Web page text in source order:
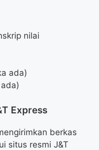
nilai
ada)
Express
berkas
situs resmi J&T